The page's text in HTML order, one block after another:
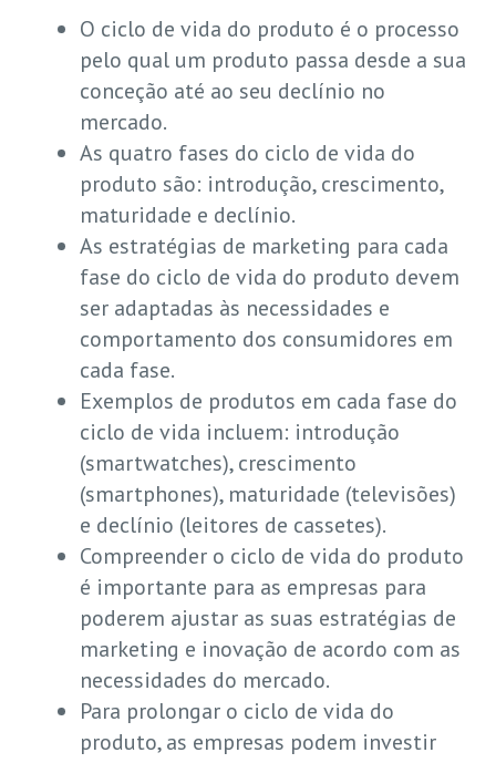
O ciclo de vida do produto é o processo
pelo qual um produto passa desde a sua
conceção até ao seu declínio no
mercado.
As quatro fases do ciclo de vida do
produto são: introdução, crescimento,
maturidade e declínio.
As estratégias de marketing para cada
fase do ciclo de vida do produto devem
ser adaptadas às necessidades e
comportamento dos consumidores em
cada fase.
Exemplos de produtos em cada fase do
ciclo de vida incluem: introdução
(smartwatches), crescimento
(smartphones), maturidade (televisões)
e declínio (leitores de cassetes).
Compreender o ciclo de vida do produto
é importante para as empresas para
poderem ajustar as suas estratégias de
marketing e inovação de acordo com as
necessidades do mercado.
Para prolongar o ciclo de vida do
produto, as empresas podem investir